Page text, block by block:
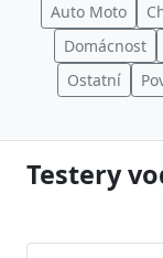
Auto Moto
Domácnost
Ostatní
Testery